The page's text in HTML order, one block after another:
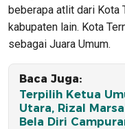
beberapa atlit dari Kota
kabupaten lain. Kota
sebagai Juara Umum.
Baca Juga:
Terpilih Ketua
Utara, Rizal
Bela Diri